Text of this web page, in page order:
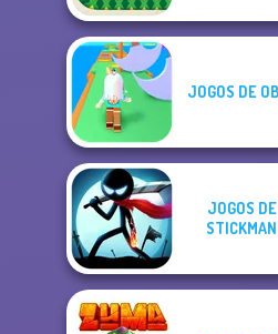
JOGOS DE
JOGOS DE
STICKMAN